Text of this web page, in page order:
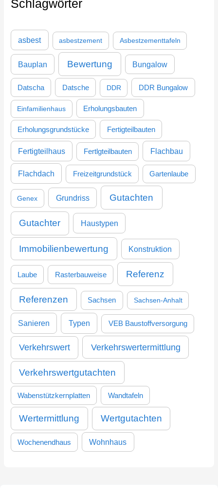
e
n
c
h
Schlagwörter
asbest asbestzement Asbestzementtafeln
Bauplan Bewertung Bungalow
Datscha Datsche DDR DDR Bungalow
Einfamilienhaus Erholungsbauten
Erholungsgrundstücke Fertigteilbauten
Fertigteilhaus Fertlgteilbauten Flachbau
Flachdach Freizeitgrundstück Gartenlaube
Genex Grundriss Gutachten
Gutachter Haustypen
Immobilienbewertung Konstruktion
Laube Rasterbauweise Referenz
Referenzen Sachsen Sachsen-Anhalt
Sanieren Typen VEB Baustoffversorgung
Verkehrswert Verkehrswertermittlung
Verkehrswertgutachten
Wabenstützkernplatten Wandtafeln
Wertermittlung Wertgutachten
Wochenendhaus Wohnhaus